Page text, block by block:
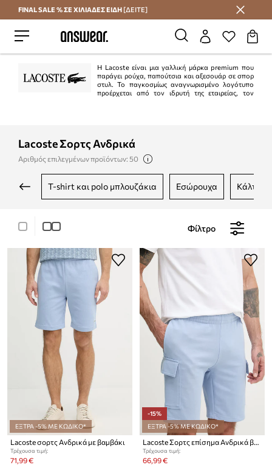
Εξοικονομήστε με το Answear Club
FINAL SALE % ΣΕ ΧΙΛΙΑΔΕΣ ΕΙΔΗ [ΔΕΙΤΕ]
Η Lacoste είναι μια γαλλική μάρκα premium που
παράγει ρούχα, παπούτσια και αξεσουάρ σε σπορ
στυλ. Το παγκοσμίως αναγνωρισμένο λογότυπο
προέρχεται από τον ιδρυτή της εταιρείας, τον
Lacoste Σορτς Ανδρικά
Αριθμός επιλεγμένων προϊόντων: 50
t-shirt και polo μπλουζάκια εσώρουχα κάλτσες
Φίλτρο
ΕΞΤΡΑ -5% ΜΕ ΚΩΔΙΚΟ*
Lacoste σορτς Ανδρικά με βαμβάκι
Τρέχουσα τιμή:
71,99 €
-15%
ΕΞΤΡΑ -5% ΜΕ ΚΩΔΙΚΟ*
Lacoste Σορτς επίσημα Ανδρικά βαμβακερά
Τρέχουσα τιμή:
66,99 €